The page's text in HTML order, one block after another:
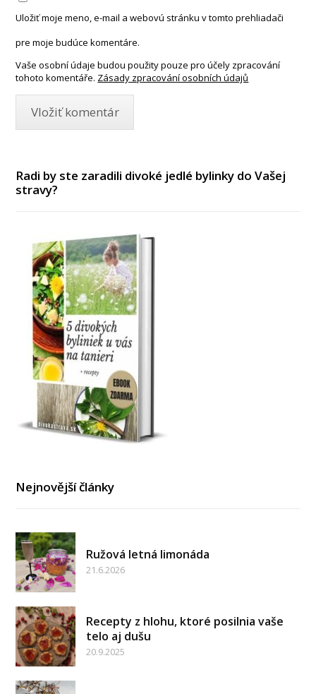
Uložiť moje meno, e-mail a webovú stránku v tomto prehliadači
pre moje budúce komentáre.
Vaše osobní údaje budou použity pouze pro účely zpracování
tohoto komentáře. Zásady zpracování osobních údajů
Radi by ste zaradili divoké jedlé bylinky do Vašej
stravy?
Nejnovější články
Ružová letná limonáda
21.6.2026
Recepty z hlohu, ktoré posilnia vaše
telo aj dušu
20.9.2025